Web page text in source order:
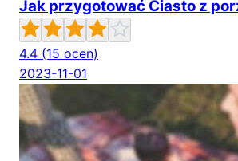
Jak przygotować Ciasto z
4.4 (15 ocen)
2023-11-01